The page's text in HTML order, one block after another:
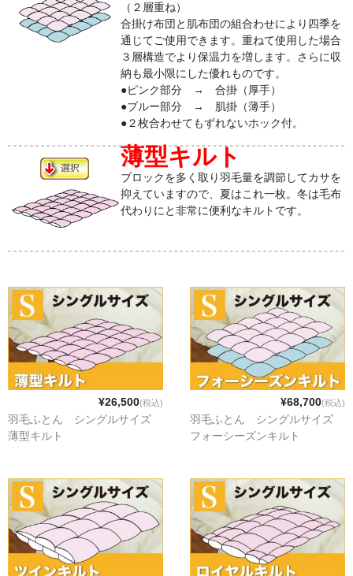
（２層重ね）
合掛け布団と肌布団の組合わせにより四季を
通じてご使用できます。重ねて使用した場合
３層構造でより保温力を増します。さらに収
納も最小限にした優れものです。
●ピンク部分 → 合掛（厚手）
●ブルー部分 → 肌掛（薄手）
●２枚合わせてもずれないホック付。
薄型キルト
ブロックを多く取り羽毛量を調節してカサを
抑えていますので、夏はこれ一枚。冬は毛布
代わりにと非常に便利なキルトです。
¥26,500(税込)
羽毛ふとん シングルサイズ
薄型キルト
¥68,700(税込)
羽毛ふとん シングルサイズ
フォーシーズンキルト